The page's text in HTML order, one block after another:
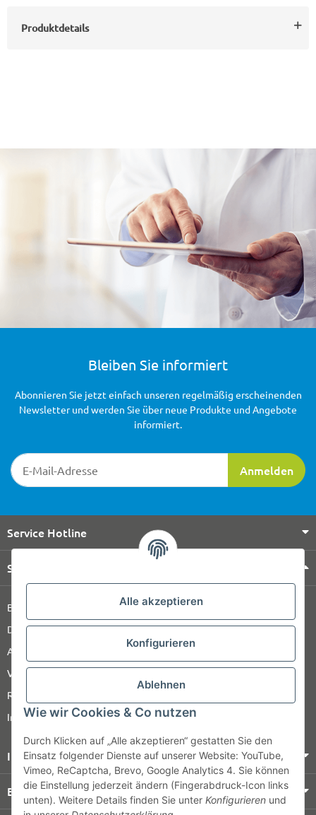
Alle akzeptieren
Konfigurieren
Ablehnen
Wie wir Cookies & Co nutzen
Durch Klicken auf „Alle akzeptieren“ gestatten Sie den
Einsatz folgender Dienste auf unserer Website: YouTube,
Vimeo, ReCaptcha, Brevo, Google Analytics 4. Sie können
die Einstellung jederzeit ändern (Fingerabdruck-Icon links
unten). Weitere Details finden Sie unter Konfigurieren und
Produktdetails
Bleiben Sie informiert
Newsletter-Registrierung
Anmelden
Abonnieren Sie jetzt einfach unseren regelmäßig erscheinenden
Newsletter und werden Sie über neue Produkte und Angebote
informiert.
Service Hotline
Shop Service
Barrierefreiheitserklärung
Datenschutz
AGB
Versandinformationen
Retour
Impressum
Informationen
Bezahlung & Versand